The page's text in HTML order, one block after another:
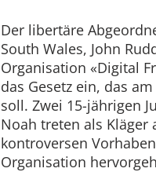
Der libertäre
South Wales, John
Organisation «Digital
das Gesetz ein, das
soll. Zwei 15-jährigen
Noah treten als
kontroversen
Organisation